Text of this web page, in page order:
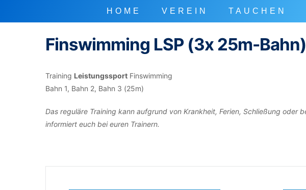
HOME VEREIN TAUCHEN
Finswimming LSP (3x 25m-Bahn)
Training Leistungssport Finswimming
Bahn 1, Bahn 2, Bahn 3 (25m)
Das reguläre Training kann aufgrund von Krankheit, Ferien, Schließung oder
informiert euch bei euren Trainern.